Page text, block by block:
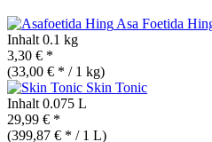
Asa Foetida
Inhalt 0.1 kg
3,30 € *
(33,00 € * / 1 kg)
Skin Tonic
Inhalt 0.075 L
29,99 € *
(399,87 € * / 1 L)